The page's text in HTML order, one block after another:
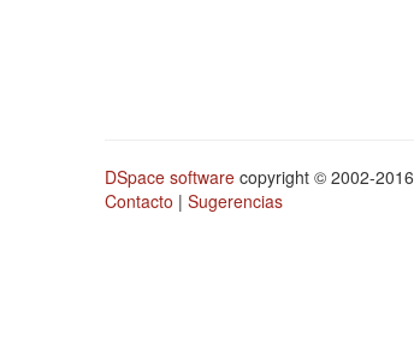
DSpace software copyright © 2002-2016
Contacto | Sugerencias